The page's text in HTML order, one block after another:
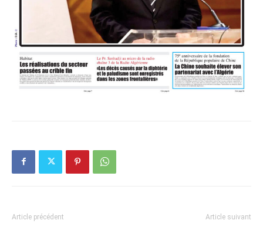
Article précédent Article suivant